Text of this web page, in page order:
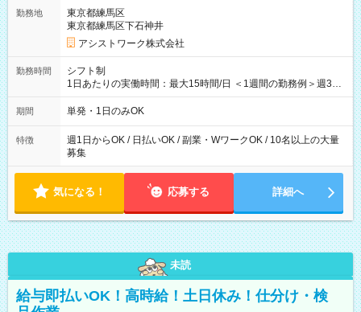
勤務地
東京都練馬区
東京都練馬区下石神井
アシストワーク株式会社
勤務時間
シフト制
1日あたりの実働時間：最大15時間/日 ＜1週間の勤務例＞週3回
勤務 勤務：月・水・金 休み：火・木・土・日 好きな時にお仕事
可能です！ ※1日あたりの最大実働時間は日勤、夜勤共に勤務し
期間 単発・1日のみOK
特徴
週1日からOK / 日払いOK / 副業・WワークOK / 10名以上の大量
募集
気になる！ 応募する 詳細へ
未読
給与即払いOK！高時給！土日休み！仕分け・検